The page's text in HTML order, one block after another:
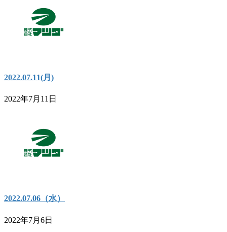
2022.07.11(月)
2022年7月11日
2022.07.06（水）
2022年7月6日